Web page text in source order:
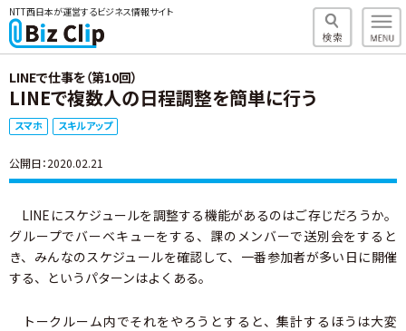
NTT西日本が運営するビジネス情報サイト
LINEで仕事を（第10回）
LINEで複数人の日程調整を簡単に行う
スマホ スキルアップ
公開日：2020.02.21
LINEにスケジュールを調整する機能があるのはご存じだろうか。
グループでバーベキューをする、課のメンバーで送別会をすると
き、みんなのスケジュールを確認して、一番参加者が多い日に開催
する、というパターンはよくある。
トークルーム内でそれをやろうとすると、集計するほうは大変